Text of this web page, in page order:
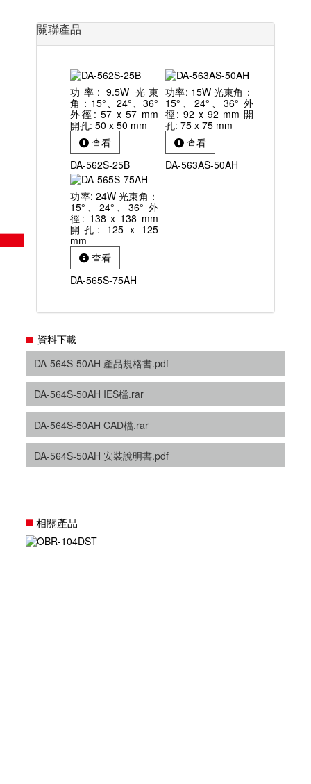
關聯產品
功率: 9.5W 光束
角：15°、24°、36°
外徑: 57 x 57 mm
開孔: 50 x 50 mm
查看
DA-562S-25B
功率: 15W 光束角：
15°、24°、36° 外
徑: 92 x 92 mm 開
孔: 75 x 75 mm
查看
DA-563AS-50AH
功率: 24W 光束角：
15°、24°、36° 外
徑: 138 x 138 mm
開孔: 125 x 125
mm
查看
DA-565S-75AH
資料下載
DA-564S-50AH 產品規格書.pdf
DA-564S-50AH IES檔.rar
DA-564S-50AH CAD檔.rar
DA-564S-50AH 安裝說明書.pdf
相關產品